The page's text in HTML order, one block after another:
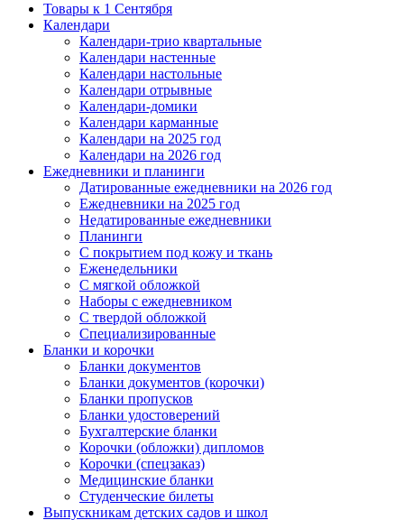
Товары к 1 Сентября
Календари
Календари-трио квартальные
Календари настенные
Календари настольные
Календари отрывные
Календари-домики
Календари карманные
Календари на 2025 год
Календари на 2026 год
Ежедневники и планинги
Датированные ежедневники на 2026 год
Ежедневники на 2025 год
Недатированные ежедневники
Планинги
С покрытием под кожу и ткань
Еженедельники
С мягкой обложкой
Наборы с ежедневником
С твердой обложкой
Специализированные
Бланки и корочки
Бланки документов
Бланки документов (корочки)
Бланки пропусков
Бланки удостоверений
Бухгалтерские бланки
Корочки (обложки) дипломов
Корочки (спецзаказ)
Медицинские бланки
Студенческие билеты
Выпускникам детских садов и школ